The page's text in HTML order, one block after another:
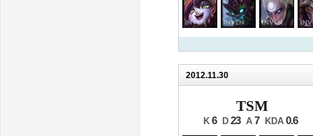
2012.11.30
TSM
K 6 D 23 A 7 KDA 0.6